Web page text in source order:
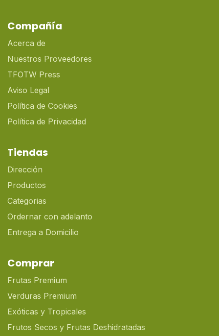
Compañía
Acerca de
Nuestros Proveedores
TFOTW Press
Aviso Legal
Política de Cookies
Política de Privacidad
Tiendas
Dirección
Productos
Categorias
Ordernar con adelanto
Entrega a Domicilio
Comprar
Frutas Premium
Verduras Premium
Exóticas y Tropicales
Frutos Secos y Frutas Deshidratadas